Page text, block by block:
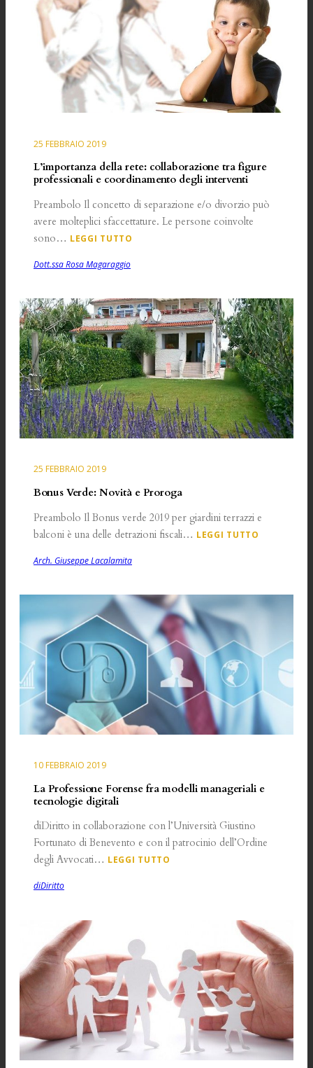
25 FEBBRAIO 2019
L’importanza della rete: collaborazione tra figure
professionali e coordinamento degli interventi
Preambolo Il concetto di separazione e/o divorzio può
avere molteplici sfaccettature. Le persone coinvolte
sono… LEGGI TUTTO
Dott.ssa Rosa Magaraggio
25 FEBBRAIO 2019
Bonus Verde: Novità e Proroga
Preambolo Il Bonus verde 2019 per giardini terrazzi e
balconi è una delle detrazioni fiscali… LEGGI TUTTO
Arch. Giuseppe Lacalamita
10 FEBBRAIO 2019
La Professione Forense fra modelli manageriali e
tecnologie digitali
diDiritto in collaborazione con l’Università Giustino
Fortunato di Benevento e con il patrocinio dell’Ordine
degli Avvocati… LEGGI TUTTO
diDiritto